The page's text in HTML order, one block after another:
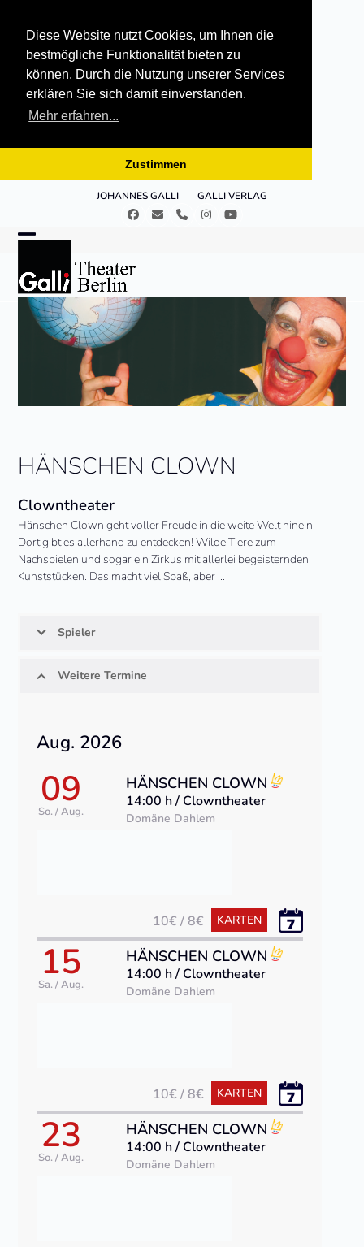
Diese Website nutzt Cookies, um Ihnen die
bestmögliche Funktionalität bieten zu
können. Durch die Nutzung unserer Services
erklären Sie sich damit einverstanden.
Mehr erfahren...
Zustimmen
JOHANNES GALLI GALLI VERLAG
Facebook
E- TelefonInstagramYouTube
mobile
menu
mobile
menu
HÄNSCHEN CLOWN
Clowntheater
Hänschen Clown geht voller Freude in die weite Welt hinein.
Dort gibt es allerhand zu entdecken! Wilde Tiere zum
Nachspielen und sogar ein Zirkus mit allerlei begeisternden
Kunststücken. Das macht viel Spaß, aber …
Spieler
Weitere Termine
Aug. 2026
09
So. / Aug.
HÄNSCHEN CLOWN
14:00 h / Clowntheater
Domäne Dahlem
10€ / 8€ KARTEN
15
Sa. / Aug.
HÄNSCHEN CLOWN
14:00 h / Clowntheater
Domäne Dahlem
10€ / 8€ KARTEN
23
So. / Aug.
HÄNSCHEN CLOWN
14:00 h / Clowntheater
Domäne Dahlem